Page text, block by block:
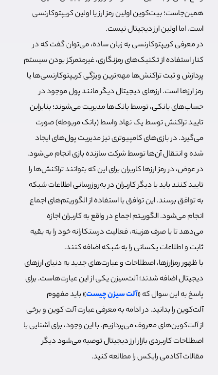
همین‌جاست؛ بیت‌کوین اولین رمز ارز یا اولین کریپتوکارنسی
است، اما اولین ارز دیجیتال نیست.
در معرفی کریپتوکارنسی به زبان ساده، می‌توان گفت که در
کنار استفاده از تکنیک‌های رمزنگاری، غیرمتمرکز بودن سیستم
پردازش و ثبت تراکنش‌ها مهم‌ترین ویژگی کریپتوکارنسی‌ها یا
رمز ارزها است. ارزهای دیجیتال دیگر مانند پول موجود در
حساب‌های بانکی، توسط بانک‌ها مدیریت می‌شوند؛ بنابراین
تایید تراکنش توسط یک نهاد واسط (بانک مربوطه) صورت
می‌گیرد. در بازی‌های کامپیوتری نیز مدیریت پول‌های ایجاد
شده و انتقال آن‌ها توسط شرکت سازنده بازی انجام می‌شود.
در عوض، در رمز ارزها کاربران برای این‌ که بتوانند تراکنش‌ها را
تایید کنند باید با دیگر کاربران در به‌روزرسانی اطلاعات شبکه
به توافق برسند. این توافق با استفاده از الگوریتم‌های اجماع
انجام می‌شود. الگوریتم اجماع در واقع به کاربران اجازه
می‌دهد تا با صرف هزینه، فعالیت درستکارانه خود را به بقیه
ثابت و اطلاعات یکسانی را به شبکه اضافه کنند.
با ظهور رمزارزها، اصطلاحات و عبارت‌های جدید به دنیای ارزهای
دیجیتال اضافه شدند؛ آلت‌سیزن یکی از این عبارت‌هاست. برای
پاسخ به این سوال که «آلت سیزن چیست» باید مفهوم
آلت‌کوین را بدانید. در ادامه به معرفی عبارت آلت کوین و برخی
از آلت‌کوین‌های معروف می‌پردازیم. با این وجود، برای آشنایی با
اصطلاحات کاربردی بازار ارز دیجیتال توصیه می‌شود دیگر
مقالات آکادمی رابکس را مطالعه کنید.